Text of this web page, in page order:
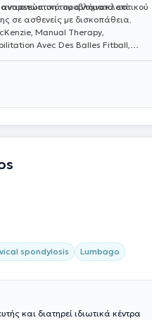
προβλήματα επί
του αντανακλαστικού
σε ασθενείς με δισκοπάθεια.
Manual Therapy,
Avec Des Balles Fitball,
the Ultimate Back From
Dean Somerset Complete
spondylosis
Lumbago
και διατηρεί ιδιωτικά κέντρα